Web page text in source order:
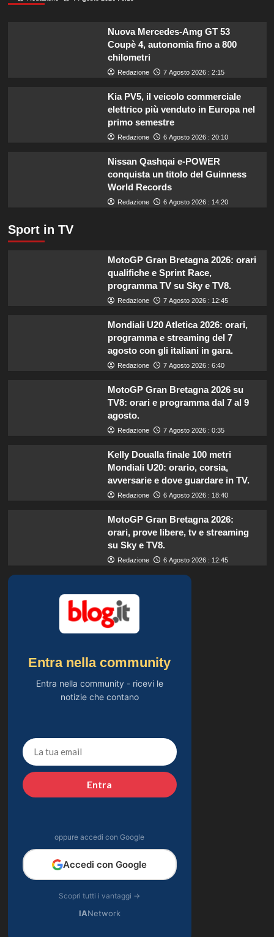
Nuova Mercedes-Amg GT 53
Coupè 4, autonomia fino a 800
chilometri
Redazione 7 Agosto 2026 : 2:15
Kia PV5, il veicolo commerciale
elettrico più venduto in Europa nel
primo semestre
Redazione 6 Agosto 2026 : 20:10
Nissan Qashqai e-POWER
conquista un titolo del Guinness
World Records
Redazione 6 Agosto 2026 : 14:20
Sport in TV
MotoGP Gran Bretagna 2026: orari
qualifiche e Sprint Race,
programma TV su Sky e TV8.
Redazione 7 Agosto 2026 : 12:45
Mondiali U20 Atletica 2026: orari,
programma e streaming del 7
agosto con gli italiani in gara.
Redazione 7 Agosto 2026 : 6:40
MotoGP Gran Bretagna 2026 su
TV8: orari e programma dal 7 al 9
agosto.
Redazione 7 Agosto 2026 : 0:35
Kelly Doualla finale 100 metri
Mondiali U20: orario, corsia,
avversarie e dove guardare in TV.
Redazione 6 Agosto 2026 : 18:40
MotoGP Gran Bretagna 2026:
orari, prove libere, tv e streaming
su Sky e TV8.
Redazione 6 Agosto 2026 : 12:45
Entra nella community
Entra nella community - ricevi le
notizie che contano
Entra
oppure accedi con Google
Accedi con Google
Scopri tutti i vantaggi →
IANetwork